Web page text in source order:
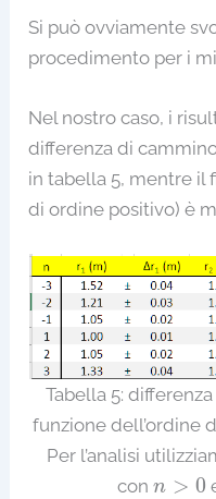
Si può ovviamente
procedimento per i
Nel nostro caso, i
differenza di
in tabella 5, mentre il
di ordine positivo) è
Tabella 5:
funzione dell’ordine
Per l’analisi
conn > 0
n >0